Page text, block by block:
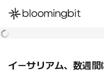
한국어
イーサリアム、数週